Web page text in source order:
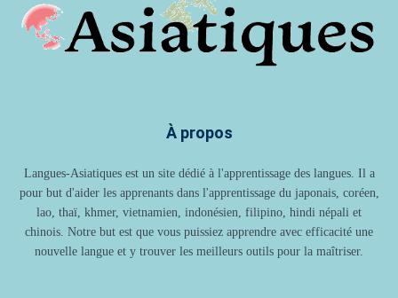
À propos
Langues-Asiatiques est un site dédié à l'apprentissage des langues. Il a
pour but d'aider les apprenants dans l'apprentissage du japonais, coréen,
lao, thaï, khmer, vietnamien, indonésien, filipino, hindi népali et
chinois. Notre but est que vous puissiez apprendre avec efficacité une
nouvelle langue et y trouver les meilleurs outils pour la maîtriser.